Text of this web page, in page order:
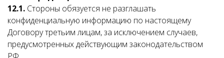
12.1. Стороны обязуется не разглашать
конфиденциальную информацию по настоящему
Договору третьим лицам, за исключением случаев,
предусмотренных действующим законодательством